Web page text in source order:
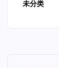
未分类